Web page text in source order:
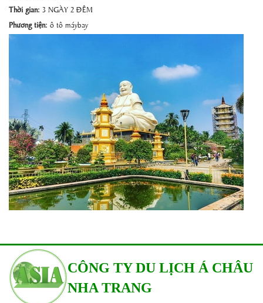
Thời gian: 3 NGÀY 2 ĐÊM
Phương tiện: ô tô máybay
CÔNG TY DU LỊCH Á CHÂU
NHA TRANG